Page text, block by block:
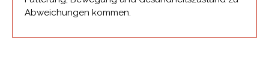
Abweichungen kommen.